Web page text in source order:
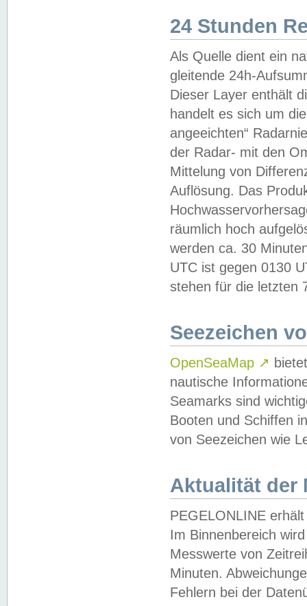
24 Stunden
Als Quelle dient ein
gleitende 24h-
Dieser Layer enthält
handelt es sich um
angeeichten“
der Radar- mit den
Mittelung von
Auflösung. Das
räumlich hoch
werden ca. 30
UTC ist gegen 0130
stehen für die letzten
Seezeichen
OpenSeaMap ↗
nautische
Seamarks sind
Booten und Schiffen
von Seezeichen wie
Aktualität der
PEGELONLINE
Im Binnenbereich
Messwerte von
Minuten.
Fehlern bei der